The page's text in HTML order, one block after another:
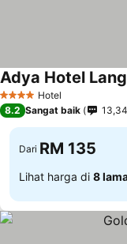
4 BintangHotel
Adya Hotel
8.2 Sangat baik
Dari RM 135
Lihat harga di 8